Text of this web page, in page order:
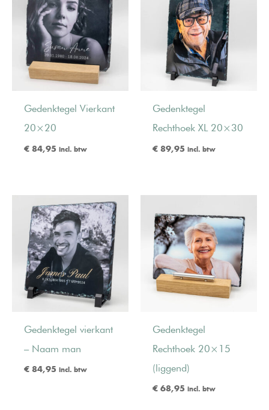
Gedenktegel Vierkant
20×20
€84,95 incl. btw
Gedenktegel
Rechthoek XL 20×30
€89,95 incl. btw
Gedenktegel vierkant
– Naam man
€84,95 incl. btw
Gedenktegel
Rechthoek 20×15
(liggend)
€68,95 incl. btw